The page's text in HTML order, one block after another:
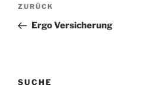
Vorheriger
Beitrag
ZURÜCK
Ergo Versicherung
SUCHE